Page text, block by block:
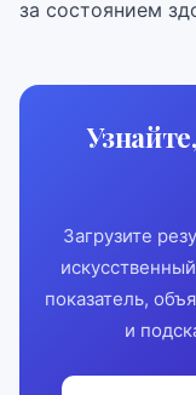
за состоянием
Загрузите
показатель,
и